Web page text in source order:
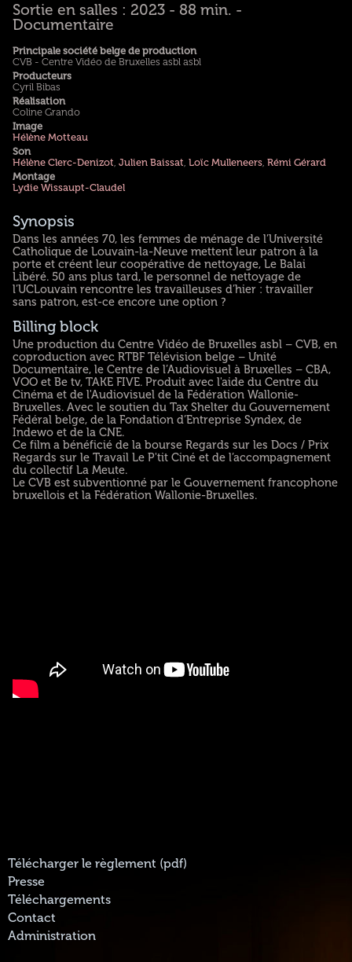
Sortie en salles : 2023 - 88 min. -
Documentaire
Principale société belge de production
CVB - Centre Vidéo de Bruxelles asbl asbl
Producteurs
Cyril Bibas
Réalisation
Coline Grando
Image
Hélène Motteau
Son
Hélène Clerc-Denizot Julien Baissat Loïc Mulleneers, Rémi Gérard
Montage
Lydie Wissaupt-Claudel
Synopsis
Dans les années 70, les femmes de ménage de l’Université
Catholique de Louvain-la-Neuve mettent leur patron à la
porte et créent leur coopérative de nettoyage, Le Balai
Libéré. 50 ans plus tard, le personnel de nettoyage de
l’UCLouvain rencontre les travailleuses d’hier : travailler
sans patron, est-ce encore une option ?
Billing block
Une production du Centre Vidéo de Bruxelles asbl – CVB, en
coproduction avec RTBF Télévision belge – Unité
Documentaire, le Centre de l’Audiovisuel à Bruxelles – CBA,
VOO et Be tv, TAKE FIVE. Produit avec l'aide du Centre du
Cinéma et de l'Audiovisuel de la Fédération Wallonie-
Bruxelles. Avec le soutien du Tax Shelter du Gouvernement
Fédéral belge, de la Fondation d’Entreprise Syndex, de
Indewo et de la CNE.
Ce film a bénéficié de la bourse Regards sur les Docs / Prix
Regards sur le Travail Le P'tit Ciné et de l’accompagnement
du collectif La Meute.
Le CVB est subventionné par le Gouvernement francophone
bruxellois et la Fédération Wallonie-Bruxelles.
Télécharger le règlement (pdf)
Presse
Téléchargements
Contact
Administration